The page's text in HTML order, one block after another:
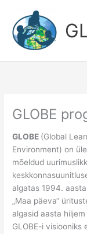
content
GLOBE
GLOBE (Global
Environment) on
mõeldud
algatas 1994.
„Maa päeva“
algasid aasta
GLOBE-i